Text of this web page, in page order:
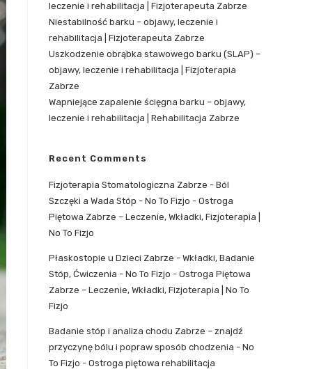
leczenie i rehabilitacja | Fizjoterapeuta Zabrze
Niestabilność barku – objawy, leczenie i
rehabilitacja | Fizjoterapeuta Zabrze
Uszkodzenie obrąbka stawowego barku (SLAP) –
objawy, leczenie i rehabilitacja | Fizjoterapia
Zabrze
Wapniejące zapalenie ścięgna barku – objawy,
leczenie i rehabilitacja | Rehabilitacja Zabrze
Recent Comments
Fizjoterapia Stomatologiczna Zabrze - Ból
Szczęki a Wada Stóp - No To Fizjo - Ostroga
Piętowa Zabrze – Leczenie, Wkładki, Fizjoterapia |
No To Fizjo
Płaskostopie u Dzieci Zabrze - Wkładki, Badanie
Stóp, Ćwiczenia - No To Fizjo - Ostroga Piętowa
Zabrze – Leczenie, Wkładki, Fizjoterapia | No To
Fizjo
Badanie stóp i analiza chodu Zabrze – znajdź
przyczynę bólu i popraw sposób chodzenia - No
To Fizjo - Ostroga piętowa rehabilitacja